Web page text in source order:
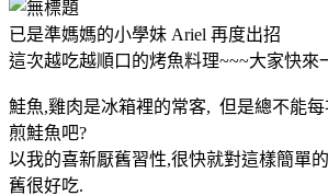
已是準媽媽的小學妹 Ariel 再度出招
這次越吃越順口的烤魚料理~~~大家快來
鮭魚,雞肉是冰箱裡的常客, 但是總不能
煎鮭魚吧?
以我的喜新厭舊習性,很快就對這樣簡單
舊很好吃.